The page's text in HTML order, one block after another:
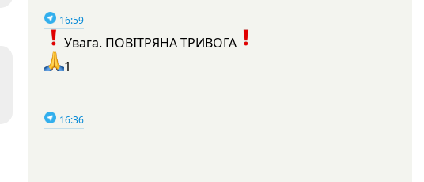
16:59
Увага. ПОВІТРЯНА ТРИВОГА
1
16:36